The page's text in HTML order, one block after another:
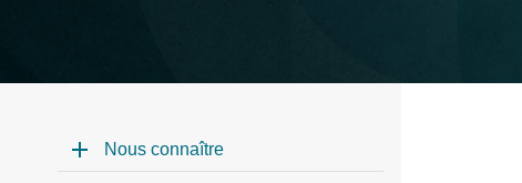
Nous connaître